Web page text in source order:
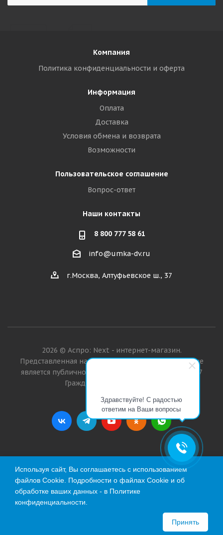
Здравствуйте! С радостью
ответим на Ваши вопросы
Компания
Политика конфиденциальности и оферта
Информация
Оплата
Доставка
Условия обмена и возврата
Возможности
Пользовательское соглашение
Вопрос-ответ
Наши контакты
8 800 777 58 61
info@umka-dv.ru
г.Москва, Алтуфьевское ш., 37
2026 © Аспро: Next - интернет-магазин.
Представленная на сайте информация о товарах не
является публичной офертой в значении п. 2 ст. 437
Гражданского кодекса РФ.
Используя сайт, Вы соглашаетесь с использованием
файлов Cookie. Подробности о файлах Cookie и об
обработке ваших данных - в Политике
конфиденциальности.
Принять